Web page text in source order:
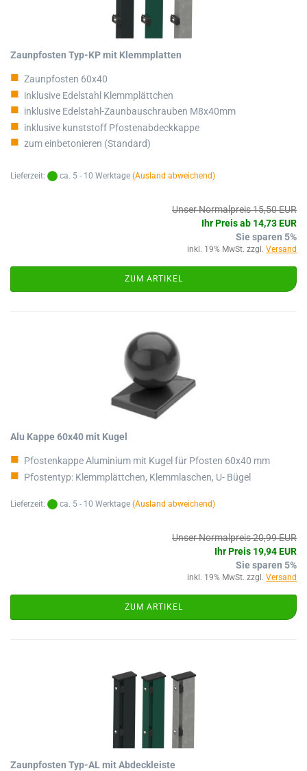
Zaunpfosten Typ-KP mit Klemmplatten
Zaunpfosten 60x40
inklusive Edelstahl Klemmplättchen
inklusive Edelstahl-Zaunbauschrauben M8x40mm
inklusive kunststoff Pfostenabdeckkappe
zum einbetonieren (Standard)
Lieferzeit: ca. 5 - 10 Werktage (Ausland abweichend)
Unser Normalpreis 15,50 EUR
Ihr Preis ab 14,73 EUR
Sie sparen 5%
inkl. 19% MwSt. zzgl. Versand
ZUM ARTIKEL
Alu Kappe 60x40 mit Kugel
Pfostenkappe Aluminium mit Kugel für Pfosten 60x40 mm
Pfostentyp: Klemmplättchen, Klemmlaschen, U- Bügel
Lieferzeit: ca. 5 - 10 Werktage (Ausland abweichend)
Unser Normalpreis 20,99 EUR
Ihr Preis 19,94 EUR
Sie sparen 5%
inkl. 19% MwSt. zzgl. Versand
ZUM ARTIKEL
Zaunpfosten Typ-AL mit Abdeckleiste